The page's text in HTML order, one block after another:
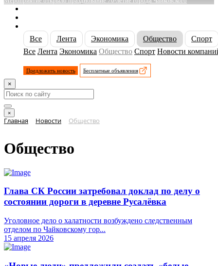
Все
Лента Экономика Общество
Спорт
Все Лента Экономика Общество Спорт Новости
Предложить новость Бесплатные объявления
×
×
Главная Новости Общество
Общество
Глава СК России затребовал доклад по делу о
состоянии дороги в деревне Русалёвка
Уголовное дело о халатности возбуждено следственным
отделом по Чайковскому гор...
15 апреля 2026